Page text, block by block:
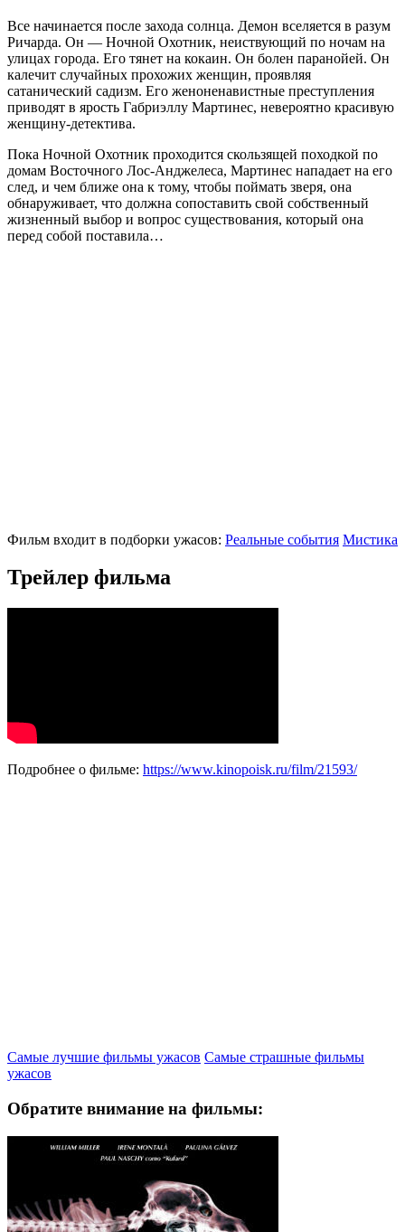
Все начинается после захода солнца. Демон вселяется в разум
Ричарда. Он — Ночной Охотник, неиствующий по ночам на
улицах города. Его тянет на кокаин. Он болен паранойей. Он
калечит случайных прохожих женщин, проявляя
сатанический садизм. Его женоненавистные преступления
приводят в ярость Габриэллу Мартинес, невероятно красивую
женщину-детектива.
Пока Ночной Охотник проходится скользящей походкой по
домам Восточного Лос-Анджелеса, Мартинес нападает на его
след, и чем ближе она к тому, чтобы поймать зверя, она
обнаруживает, что должна сопоставить свой собственный
жизненный выбор и вопрос существования, который она
перед собой поставила…
Фильм входит в подборки ужасов: Реальные события Мистика
Трейлер фильма
Подробнее о фильме: https://www.kinopoisk.ru/film/21593/
Самые лучшие фильмы ужасов Самые страшные фильмы
ужасов
Обратите внимание на фильмы: